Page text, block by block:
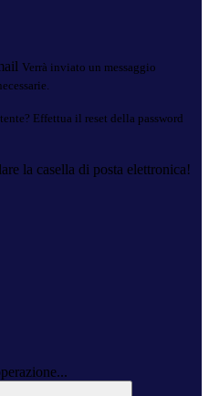
Verrà inviato un messaggio
Effettua il reset della password
la casella di posta elettronica!